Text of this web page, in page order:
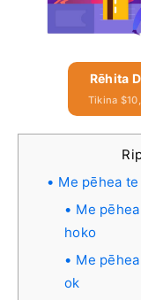
Rēhita
Tikina
Me pēhea
Me
hoko
Me
ok